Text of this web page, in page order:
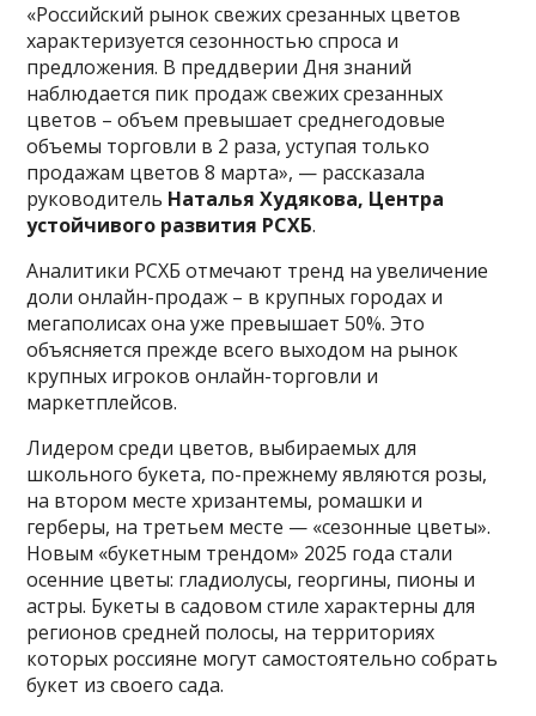
«Российский рынок свежих срезанных цветов
характеризуется сезонностью спроса и
предложения. В преддверии Дня знаний
наблюдается пик продаж свежих срезанных
цветов – объем превышает среднегодовые
объемы торговли в 2 раза, уступая только
продажам цветов 8 марта», — рассказала
руководитель Наталья Худякова, Центра
устойчивого развития РСХБ.
Аналитики РСХБ отмечают тренд на увеличение
доли онлайн-продаж – в крупных городах и
мегаполисах она уже превышает 50%. Это
объясняется прежде всего выходом на рынок
крупных игроков онлайн-торговли и
маркетплейсов.
Лидером среди цветов, выбираемых для
школьного букета, по-прежнему являются розы,
на втором месте хризантемы, ромашки и
герберы, на третьем месте — «сезонные цветы».
Новым «букетным трендом» 2025 года стали
осенние цветы: гладиолусы, георгины, пионы и
астры. Букеты в садовом стиле характерны для
регионов средней полосы, на территориях
которых россияне могут самостоятельно собрать
букет из своего сада.